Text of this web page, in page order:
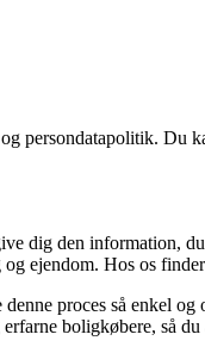
persondatapolitik. Du
den information,
ejendom. Hos os
proces så enkel
boligkøbere, så